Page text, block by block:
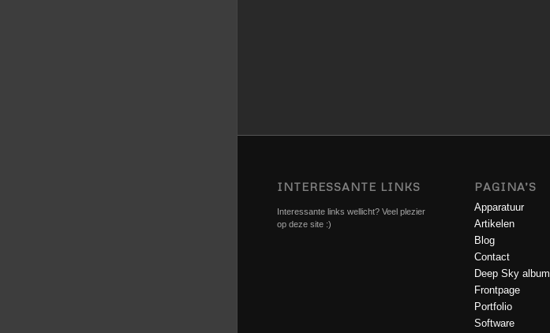
INTERESSANTE LINKS
Interessante links wellicht? Veel plezier
op deze site :)
PAGINA’S
Apparatuur
Artikelen
Blog
Contact
Deep Sky album
Frontpage
Portfolio
Software